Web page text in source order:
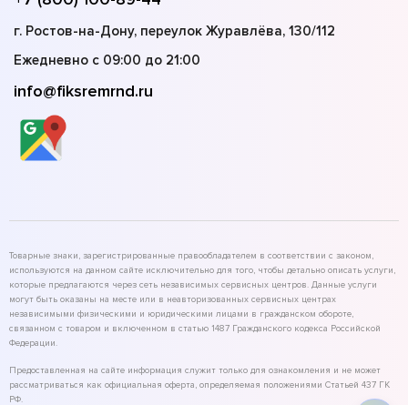
г. Ростов-на-Дону, переулок Журавлёва, 130/112
Ежедневно с 09:00 до 21:00
info@fiksremrnd.ru
Товарные знаки, зарегистрированные правообладателем в соответствии с законом,
используются на данном сайте исключительно для того, чтобы детально описать услуги,
которые предлагаются через сеть независимых сервисных центров. Данные услуги
могут быть оказаны на месте или в неавторизованных сервисных центрах
независимыми физическими и юридическими лицами в гражданском обороте,
связанном с товаром и включенном в статью 1487 Гражданского кодекса Российской
Федерации.
Предоставленная на сайте информация служит только для ознакомления и не может
рассматриваться как официальная оферта, определяемая положениями Статьей 437 ГК
РФ.